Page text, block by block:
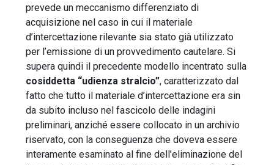
prevede un meccanismo differenziato di
acquisizione nel caso in cui il materiale
d’intercettazione rilevante sia stato già utilizzato
per l’emissione di un provvedimento cautelare. Si
supera quindi il precedente modello incentrato sulla
cosiddetta “udienza stralcio”, caratterizzato dal
fatto che tutto il materiale d’intercettazione era sin
da subito incluso nel fascicolo delle indagini
preliminari, anziché essere collocato in un archivio
riservato, con la conseguenza che doveva essere
interamente esaminato al fine dell’eliminazione del